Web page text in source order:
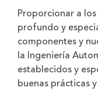
Proporcionar a
profundo y
componentes y
la Ingeniería
establecidos y
buenas prácticas